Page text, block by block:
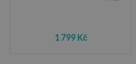
1 799 Kč